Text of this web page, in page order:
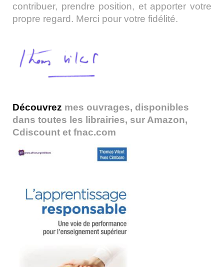
contribuer, prendre position, et apporter votre
propre regard. Merci pour votre fidélité.
Découvrez mes ouvrages, disponibles
dans toutes les librairies, sur Amazon,
Cdiscount et fnac.com